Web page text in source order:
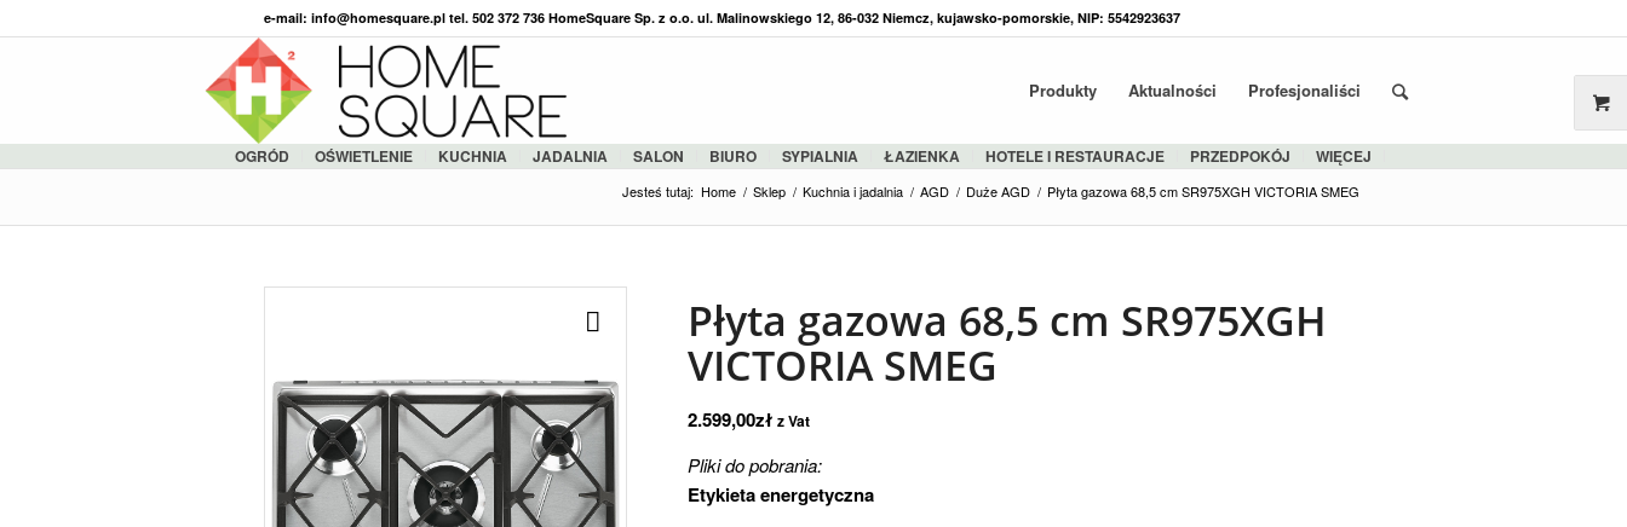
e-mail: info@homesquare.pl tel. 502 372 736 HomeSquare Sp. z o.o. ul. Malinowskiego 12, 86-032 Niemcz, kujawsko-pomorskie, NIP: 5542923637
Produkty Aktualności Profesjonaliści
OGRÓD OŚWIETLENIE KUCHNIA JADALNIA SALON BIURO SYPIALNIA ŁAZIENKA HOTELE I RESTAURACJE PRZEDPOKÓJ WIĘCEJ
Jesteś tutaj: Home / Sklep / Kuchnia i jadalnia / AGD / Duże AGD / Płyta gazowa 68,5 cm SR975XGH VICTORIA SMEG
Płyta gazowa 68,5 cm SR975XGH
VICTORIA SMEG
2.599,00zł z Vat
Pliki do pobrania:
Etykieta energetyczna